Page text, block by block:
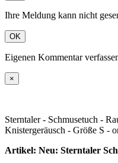
Ihre Meldung kann nicht
OK
Eigenen Kommentar
×
Sterntaler - Schmusetuch -
Knistergeräusch - Größe S -
Artikel: Neu: Sterntaler